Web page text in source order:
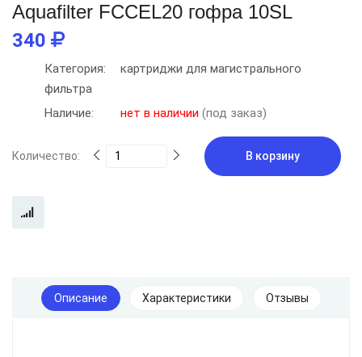
Aquafilter FCCEL20 гофра 10SL
340
Категория:
картриджи для магистрального
фильтра
Наличие:
нет в наличии (под заказ)
Количество: В корзину
Описание Характеристики Отзывы